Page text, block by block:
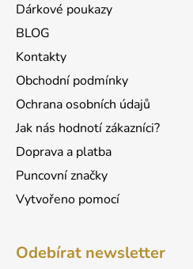
Dárkové poukazy
BLOG
Kontakty
Obchodní podmínky
Ochrana osobních údajů
Jak nás hodnotí zákazníci?
Doprava a platba
Puncovní značky
Vytvořeno pomocí
Odebírat newsletter